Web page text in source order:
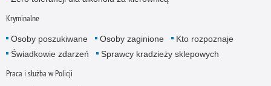
Kryminalne
Osoby poszukiwane Osoby zaginione
Kto rozpoznaje
Świadkowie zdarzeń
Sprawcy kradzieży sklepowych
Praca i służba w Policji